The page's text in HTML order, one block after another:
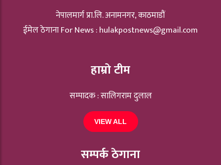
नेपालमार्ग प्रा.लि. अनामनगर, काठमाडौं
ईमेल ठेगाना For News :hulakpostnews@gmail.com
हाम्रो टीम
सम्पादक : सालिगराम दुलाल
VIEW ALL
सम्पर्क ठेगाना